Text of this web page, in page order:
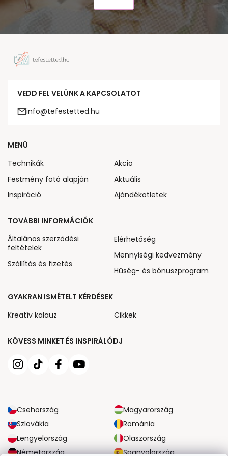
VEDD FEL VELÜNK A KAPCSOLATOT
info@tefestetted.hu
KÖVESS MINKET ÉS INSPIRÁLÓDJ
Csehország
Magyarország
Szlovákia
Románia
Lengyelország
Olaszország
Németország
Spanyolország
MENÜ
Technikák
Festmény fotó alapján
Inspiráció
Akcio
Aktuális
Ajándékötletek
TOVÁBBI INFORMÁCIÓK
Általános szerződési
feltételek
Szállítás és fizetés
Elérhetőség
Mennyiségi kedvezmény
Hűség- és bónuszprogram
GYAKRAN ISMÉTELT KÉRDÉSEK
Kreatív kalauz
Cikkek